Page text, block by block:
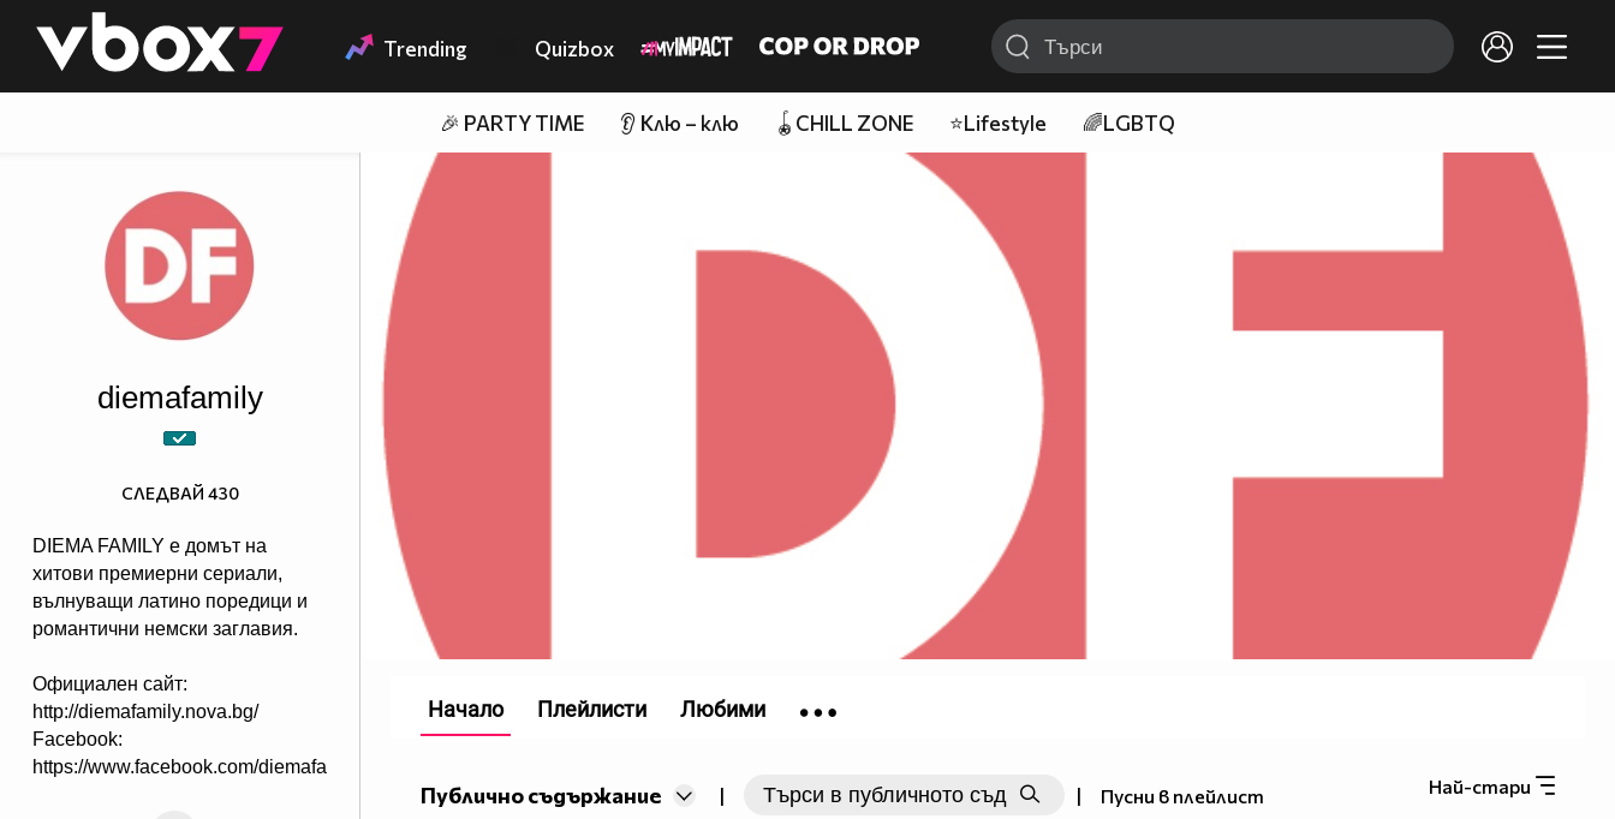
👾 Trending Quizbox
🎉 PARTY TIME 👂 Клю – клю 🪀CHILL ZONE ⭐Lifestyle 🌈LGBTQ
diemafamily
DIEMA FAMILY e домът на
хитови премиерни сериали,
вълнуващи латино поредици и
романтични немски заглавия.
Официален сайт:
http://diemafamily.nova.bg/
Facebook:
https://www.facebook.com/diemafamily/
СЛЕДВАЙ 430
Най-стари
Публично съдържание | | Пусни в плейлист
Начало Плейлисти Любими